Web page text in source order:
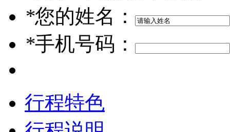
*您的姓名：
*手机号码：
行程特色